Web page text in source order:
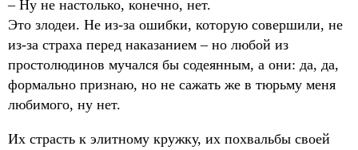
– Ну не настолько, конечно, нет.
Это злодеи. Не из-за ошибки, которую совершили, не
из-за страха перед наказанием – но любой из
простолюдинов мучался бы содеянным, а они: да, да,
формально признаю, но не сажать же в тюрьму меня
любимого, ну нет.
Их страсть к элитному кружку, их похвальбы своей